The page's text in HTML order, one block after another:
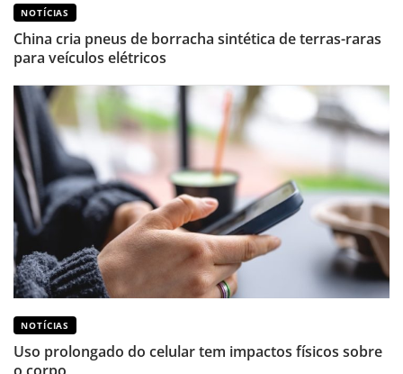
NOTÍCIAS
China cria pneus de borracha sintética de terras-raras
para veículos elétricos
NOTÍCIAS
Uso prolongado do celular tem impactos físicos sobre
o corpo